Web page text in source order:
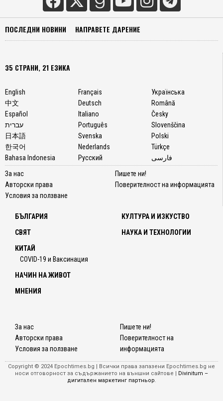
ПОСЛЕДНИ НОВИНИ НАПРАВЕТЕ ДАРЕНИЕ
35 СТРАНИ, 21 ЕЗИКА
English
中文
Español
עברית
日本語
한국어
Bahasa Indonesia
Français
Deutsch
Italiano
Português
Svenska
Nederlands
Русский
Українська
Română
Česky
Slovenščina
Polski
Türkçe
فارسی
За нас
Авторски права
Условия за ползване
Пишете ни!
Поверителност на информацията
БЪЛГАРИЯ
СВЯТ
КИТАЙ
COVID-19 и Ваксинация
КУЛТУРА И ИЗКУСТВО
НАУКА И ТЕХНОЛОГИИ
НАЧИН НА ЖИВОТ
МНЕНИЯ
За нас
Авторски права
Условия за ползване
Пишете ни!
Поверителност на
информацията
Copyright © 2024 Epochtimes.bg | Всички права запазени Epochtimes.bg не
носи отговорност за съдържанието на външни сайтове | Divinitum –
дигитален маркетинг партньор.